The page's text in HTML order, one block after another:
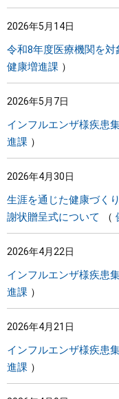
2026年5月14日
令和8年度医療機関を
健康増進課
2026年5月7日
インフルエンザ様疾患
進課
2026年4月30日
生涯を通じた健康づく
謝状贈呈式について
2026年4月22日
インフルエンザ様疾患
進課
2026年4月21日
インフルエンザ様疾患
進課